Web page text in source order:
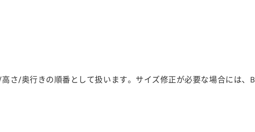
さ/奥行きの順番として扱います。サイズ修正が必要な場合には、